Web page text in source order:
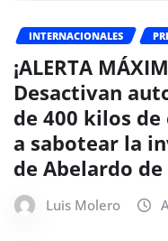
INTERNACIONALES
¡ALERTA
Desactivan
de 400 kilos
a sabotear la
de Abelardo
Luis Molero